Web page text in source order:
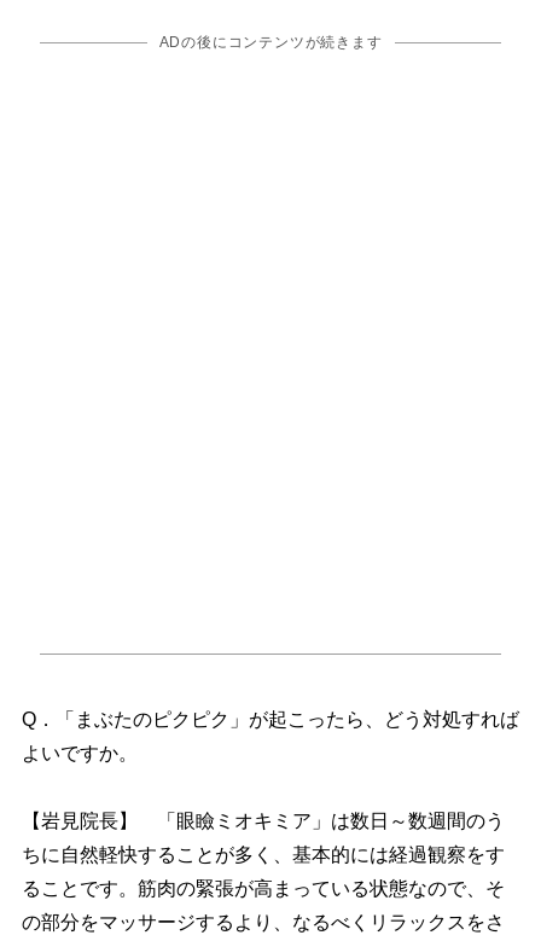
ADの後にコンテンツが続きます
Q．「まぶたのピクピク」が起こったら、どう対処すれば
よいですか。
【岩見院長】 「眼瞼ミオキミア」は数日～数週間のう
ちに自然軽快することが多く、基本的には経過観察をす
ることです。筋肉の緊張が高まっている状態なので、そ
の部分をマッサージするより、なるべくリラックスをさ